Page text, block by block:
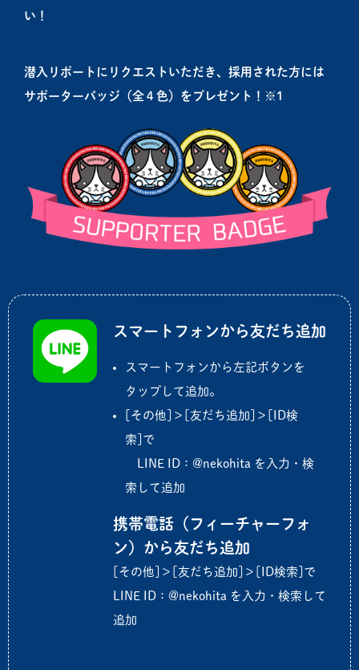
い！
潜入リポートにリクエストいただき、採用された方には
サポーターバッジ（全４色）をプレゼント！※1
スマートフォンから友だち追加
スマートフォンから左記ボタンを
タップして追加。
[その他]＞[友だち追加]＞[ID検
索]で
LINE ID：@nekohita を入力・検
索して追加
携帯電話（フィーチャーフォ
ン）から友だち追加
[その他]＞[友だち追加]＞[ID検索]で
LINE ID：@nekohita を入力・検索して
追加